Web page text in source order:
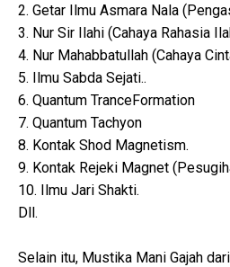
2. Getar Ilmu Asmara Nala
3. Nur Sir Ilahi (Cahaya Rahasia
4. Nur Mahabbatullah (Cahaya
5. Ilmu Sabda Sejati..
6. Quantum TranceFormation
7. Quantum Tachyon
8. Kontak Shod Magnetism.
9. Kontak Rejeki Magnet
10. Ilmu Jari Shakti.
Dll.
Selain itu, Mustika Mani Gajah